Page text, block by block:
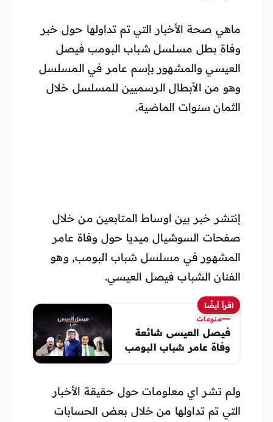
ماهي صحة الأخبار التي تم تداولها حول خبر
وفاة بطل مسلسل شباب البومب فيصل
العيسي والمشهور بإسم عامر في المسلسل
وهو من الأبطال الرسميين للمسلسل خلال
الثمان سنوات الماضية.
إنتشر خبر بين اوساط المتابعين من خلال
صفحات السوشيال ميديا حول وفاة عامر
المشهور في مسلسل شباب البومب, وهو
الفنان الشباب فيصل العيسي.
اقرأ أيضًا
منوعات
فيصل العيسى شائعة
وفاة عامر شباب البومب
ولم تشر اي معلومات حول حقيقة الأخبار
التي تم تداولها من خلال بعض الحسابات